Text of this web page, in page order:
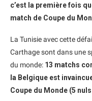
c’est la première fois
match de Coupe du
La Tunisie avec cette
Carthage sont dans une
du monde: 13 matchs
la Belgique est
Coupe du Monde (5